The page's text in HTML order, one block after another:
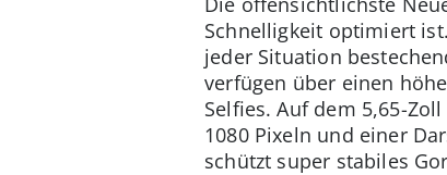
Schnelligkeit optimiert
jeder Situation
verfügen über einen
Selfies. Auf dem 5,65-
1080 Pixeln und einer
schützt super stabiles